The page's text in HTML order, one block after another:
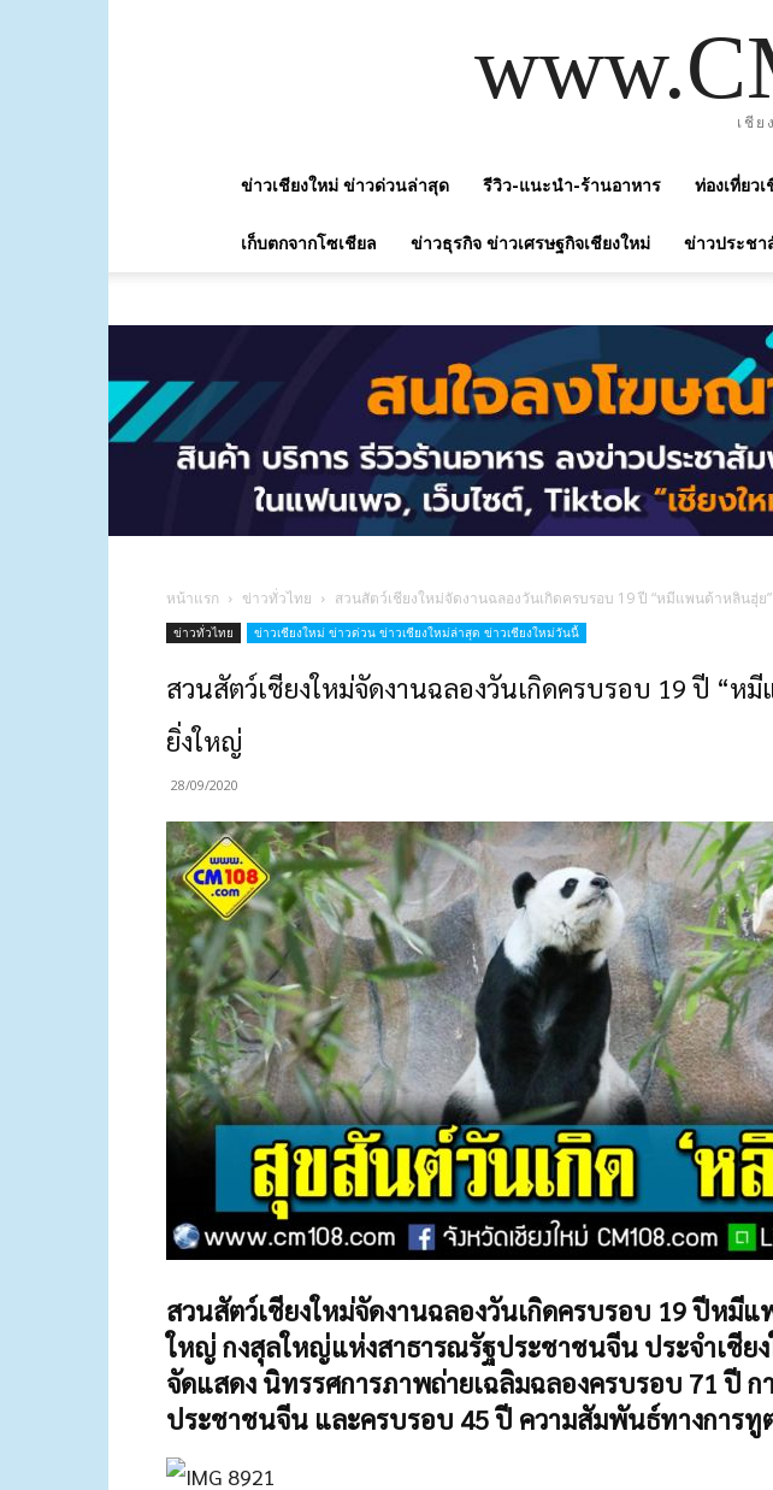
เชีย
ข่าวเชียงใหม่ ข่าวด่วนล่าสุด รีวิว-แนะนำ-ร้านอาหาร ท่องเที่ยว
เก็บตกจากโซเชียล ข่าวธุรกิจ ข่าวเศรษฐกิจเชียงใหม่ ข่าวประชา
หน้าแรก ข่าวทั่วไทย สวนสัตว์เชียงใหม่จัดงานฉลองวันเกิดครบรอบ 19 ปี “หมีแพนด้าหลินฮุ่ย
ข่าวทั่วไทย ข่าวเชียงใหม่ ข่าวด่วน ข่าวเชียงใหม่ล่าสุด ข่าวเชียงใหม่วันนี้
สวนสัตว์เชียงใหม่จัดงานฉลองวันเกิดครบรอบ 19 ปี “ห
ยิ่งใหญ่
28/09/2020
สวนสัตว์เชียงใหม่จัดงานฉลองวันเกิดครบรอบ 19 ปีหมี
ใหญ่ กงสุลใหญ่แห่งสาธารณรัฐประชาชนจีน ประจำเชีย
จัดแสดง นิทรรศการภาพถ่ายเฉลิมฉลองครบรอบ 71 ปี
ประชาชนจีน และครบรอบ 45 ปี ความสัมพันธ์ทางการทู